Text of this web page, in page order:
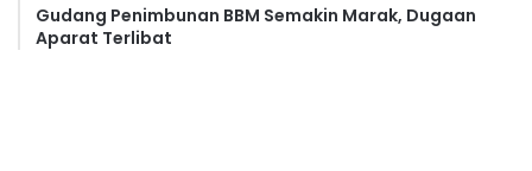
Gudang Penimbunan BBM Semakin Marak, Dugaan
Aparat Terlibat